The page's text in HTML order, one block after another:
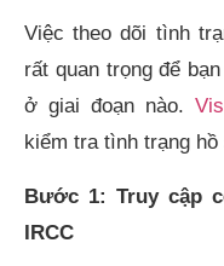
Việc theo dõi tình
rất quan trọng để
ở giai đoạn nào.
kiểm tra tình trạng
Bước 1: Truy cập
IRCC